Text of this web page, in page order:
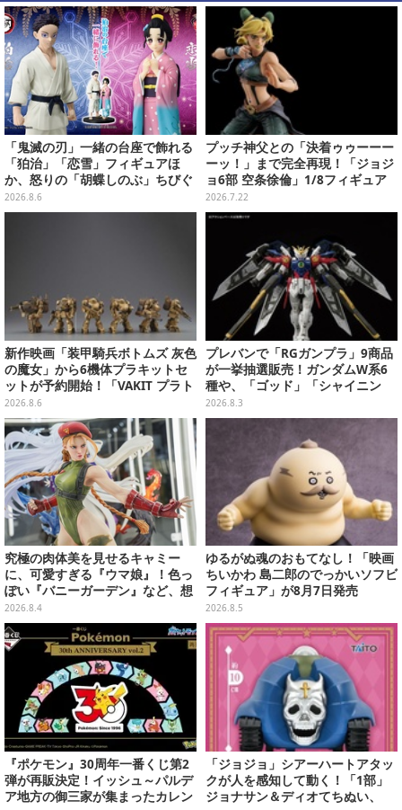
「鬼滅の刃」一緒の台座で飾れる
「狛治」「恋雪」フィギュアほ
か、怒りの「胡蝶しのぶ」ちびぐ
るみなどプライズが順次展開！
2026.8.6
プッチ神父との「決着ゥゥーーー
ーッ！」まで完全再現！「ジョジ
ョ6部 空条徐倫」1/8フィギュア
が予約開始
2026.7.22
新作映画「装甲騎兵ボトムズ 灰色
の魔女」から6機体プラキットセ
ットが予約開始！「VAKIT プラト
ーン」第1弾、各部関節可動仕様
2026.8.6
プレバンで「RGガンプラ」9商品
が一挙抽選販売！ガンダムW系6
種や、「ゴッド」「シャイニン
グ」も
2026.8.3
究極の肉体美を見せるキャミー
に、可愛すぎる『ウマ娘』！色っ
ぽい『バニーガーデン』など、想
像を超えていく国産ゲームキャラ
フィギュアたち【WF2026夏】
2026.8.4
ゆるがぬ魂のおもてなし！「映画
ちいかわ 島二郎のでっかいソフビ
フィギュア」が8月7日発売
2026.8.5
『ポケモン』30周年一番くじ第2
弾が再販決定！イッシュ～パルデ
ア地方の御三家が集まったカレン
「ジョジョ」シアーハートアタッ
クが人を感知して動く！「1部」
ジョナサン＆ディオてちぬい、